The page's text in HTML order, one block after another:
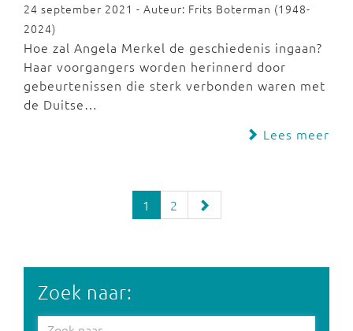
24 september 2021 - Auteur: Frits Boterman (1948-
2024)
Hoe zal Angela Merkel de geschiedenis ingaan?
Haar voorgangers worden herinnerd door
gebeurtenissen die sterk verbonden waren met
de Duitse…
Lees meer
1 2
Zoek naar: